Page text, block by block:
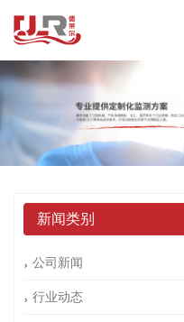
新闻类别
公司新闻
行业动态